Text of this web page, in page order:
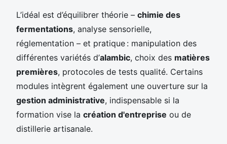
L’idéal est d’équilibrer théorie – chimie des
fermentations, analyse sensorielle,
réglementation – et pratique : manipulation des
différentes variétés d’alambic, choix des matières
premières, protocoles de tests qualité. Certains
modules intègrent également une ouverture sur la
gestion administrative, indispensable si la
formation vise la création d'entreprise ou de
distillerie artisanale.